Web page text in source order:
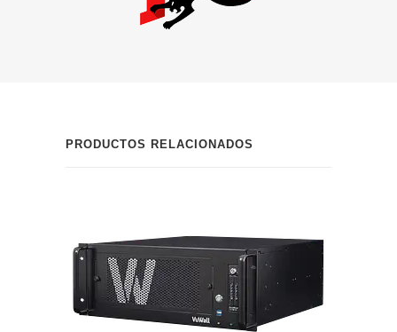
PRODUCTOS RELACIONADOS